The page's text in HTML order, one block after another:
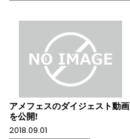
アメフェスのダイジェスト動画
を公開!
2018.09.01